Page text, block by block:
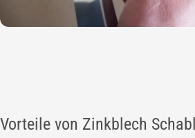
Vorteile von Zinkblech